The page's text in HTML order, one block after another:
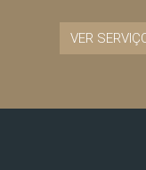
VER